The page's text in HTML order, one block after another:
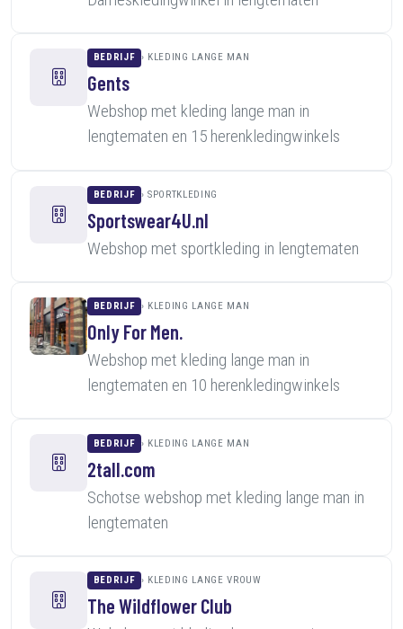
BEDRIJF KLEDING LANGE MAN
Gents
Webshop met kleding lange man in
lengtematen en 15 herenkledingwinkels
BEDRIJF SPORTKLEDING
Sportswear4U.nl
Webshop met sportkleding in lengtematen
BEDRIJF KLEDING LANGE MAN
Only For Men.
Webshop met kleding lange man in
lengtematen en 10 herenkledingwinkels
BEDRIJF KLEDING LANGE MAN
2tall.com
Schotse webshop met kleding lange man in
lengtematen
BEDRIJF KLEDING LANGE VROUW
The Wildflower Club